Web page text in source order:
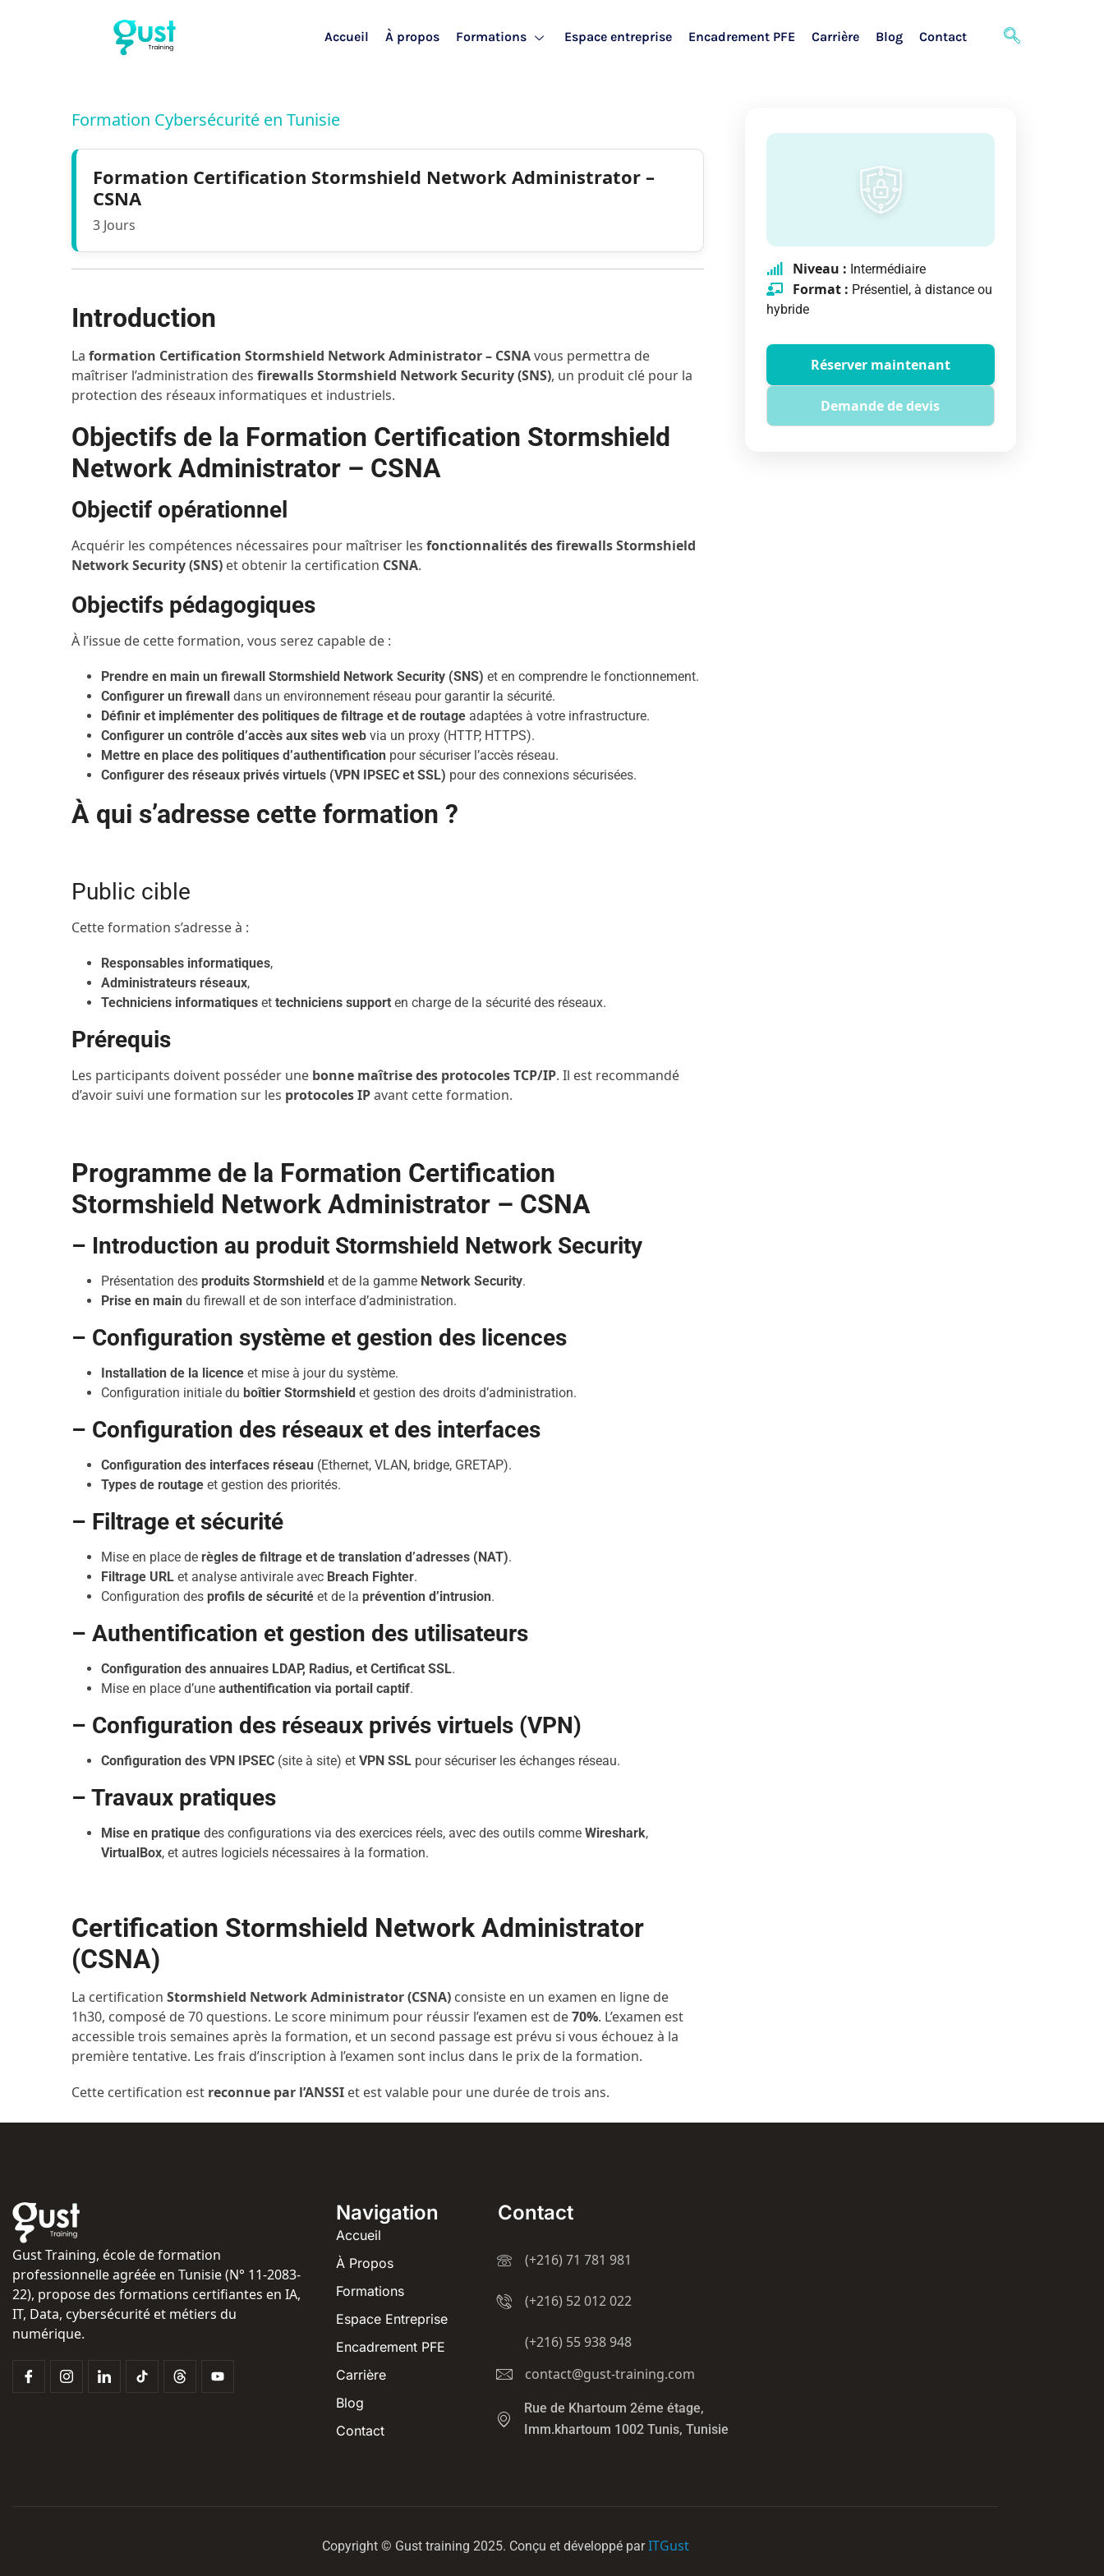
Accueil À propos Formations Espace entreprise Encadrement PFE Carrière Blog Contact
Formation Cybersécurité en Tunisie
Formation Certification Stormshield Network Administrator –
CSNA
3 Jours
Introduction
Laformation Certification Stormshield Network Administrator – CSNAvous permettra de
maîtriser l’administration desfirewalls Stormshield Network Security (SNS), un produit clé pour la
protection des réseaux informatiques et industriels.
Objectifs de la Formation Certification Stormshield
Network Administrator – CSNA
Objectif opérationnel
Acquérir les compétences nécessaires pour maîtriser lesfonctionnalités des firewalls Stormshield
Network Security (SNS) et obtenir la certification CSNA.
Objectifs pédagogiques
À l’issue de cette formation, vous serez capable de :
Prendre en main un firewall Stormshield Network Security (SNS) et en comprendre le fonctionnement.
Configurer un firewall dans un environnement réseau pour garantir la sécurité.
Définir et implémenter des politiques de filtrage et de routage adaptées à votre infrastructure.
Configurer un contrôle d’accès aux sites web via un proxy (HTTP, HTTPS).
Mettre en place des politiques d’authentification pour sécuriser l’accès réseau.
Configurer des réseaux privés virtuels (VPN IPSEC et SSL) pour des connexions sécurisées.
À qui s’adresse cette formation ?
Public cible
Cette formation s’adresse à :
Responsables informatiques,
Administrateurs réseaux,
Techniciens informatiques ettechniciens support en charge de la sécurité des réseaux.
Prérequis
Les participants doivent posséder une bonne maîtrise des protocoles TCP/IP. Il est recommandé
d’avoir suivi une formation sur les protocoles IPavant cette formation.
Programme de la Formation Certification
Stormshield Network Administrator – CSNA
– Introduction au produit Stormshield Network Security
Présentation desproduits Stormshield et de la gamme Network Security.
Prise en main du firewall et de son interface d’administration.
– Configuration système et gestion des licences
Installation de la licence et mise à jour du système.
Configuration initiale duboîtier Stormshield et gestion des droits d’administration.
– Configuration des réseaux et des interfaces
Configuration des interfaces réseau (Ethernet, VLAN, bridge, GRETAP).
Types de routage et gestion des priorités.
– Filtrage et sécurité
Mise en place derègles de filtrage et de translation d’adresses (NAT).
Filtrage URL et analyse antivirale avec Breach Fighter.
Configuration desprofils de sécurité et de laprévention d’intrusion.
– Authentification et gestion des utilisateurs
Configuration des annuaires LDAP, Radius, et Certificat SSL.
Mise en place d’uneauthentification via portail captif.
– Configuration des réseaux privés virtuels (VPN)
Configuration des VPN IPSEC (site à site) etVPN SSL pour sécuriser les échanges réseau.
– Travaux pratiques
Mise en pratique des configurations via des exercices réels, avec des outils commeWireshark,
VirtualBox, et autres logiciels nécessaires à la formation.
Certification Stormshield Network Administrator
(CSNA)
La certificationStormshield Network Administrator (CSNA) consiste en un examen en ligne de
1h30, composé de 70 questions. Le score minimum pour réussir l’examen est de70%. L’examen est
accessible trois semaines après la formation, et un second passage est prévu si vous échouez à la
première tentative. Les frais d’inscription à l’examen sont inclus dans le prix de la formation.
Cette certification est reconnue par l’ANSSI et est valable pour une durée de trois ans.
Niveau : Intermédiaire
Format : Présentiel, à distance ou
hybride
Réserver maintenant
Demande de devis
Gust Training, école de formation
professionnelle agréée en Tunisie (N° 11-2083-
22), propose des formations certifiantes en IA,
IT, Data, cybersécurité et métiers du
numérique.
Navigation
Accueil
À Propos
Formations
Espace Entreprise
Encadrement PFE
Carrière
Blog
Contact
Contact
(+216) 71 781 981
(+216) 52 012 022
(+216) 55 938 948
contact@gust-training.com
Rue de Khartoum 2éme étage,
Imm.khartoum 1002 Tunis, Tunisie
Copyright © Gust training 2025. Conçu et développé parITGust